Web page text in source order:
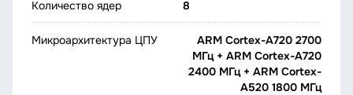
Количество ядер 8
Микроархитектура ЦПУ
ARM Cortex-A720 2700
МГц + ARM Cortex-A720
2400 МГц + ARM Cortex-
A520 1800 МГц